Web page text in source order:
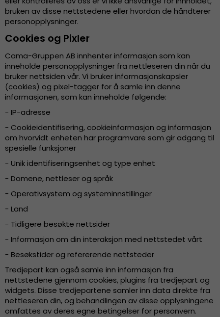
bruken av disse nettstedene eller hvordan de håndterer
personopplysninger.
Cookies og Pixler
Cama-Gruppen AB innhenter informasjon som kan
inneholde personopplysninger fra nettleseren din når du
bruker nettsiden vår. Vi bruker informasjonskapsler
(cookies) og pixel-tagger for å samle inn denne
informasjonen, som kan inneholde følgende:
- IP-adresse
- Cookieidentifisering, cookieinformasjon og informasjon
om hvorvidt enheten har programvare som gir adgang til
spesielle funksjoner
- Unik identifiseringsenhet og type enhet
- Domene, nettleser og språk
- Operativsystem og systeminnstillinger
- Land
- Tidligere besøkte nettsider
- Informasjon om din interaksjon med nettstedet vårt
- Besøkstider og refererende nettsteder
Tredjepart kan også samle inn informasjon fra
nettstedene gjennom cookies, plugins fra tredjepart og
widgets. Disse tredjepartene samler inn data direkte fra
nettleseren din, og behandlingen av disse opplysningene
omfattes av deres egne betingelser for personvern.